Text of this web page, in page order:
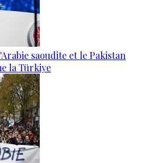
saoudite et le Pakistan
la Türkiye